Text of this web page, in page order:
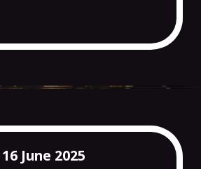
16 June 2025